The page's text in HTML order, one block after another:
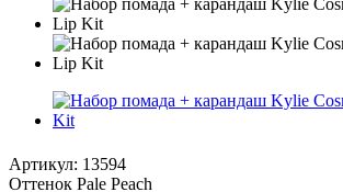
Артикул: 13594
Оттенок Pale Peach